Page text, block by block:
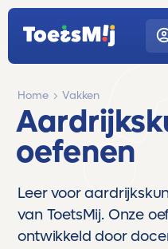
Home Vakken
oefenen
Leer voor
van ToetsMij. Onze
ontwikkeld door